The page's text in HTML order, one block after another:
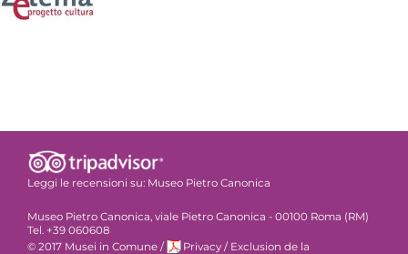
Leggi le recensioni su: Museo Pietro Canonica
Museo Pietro Canonica, viale Pietro Canonica - 00100 Roma (RM)
Tel. +39 060608
© 2017 Musei in Comune / Privacy / Exclusion de la